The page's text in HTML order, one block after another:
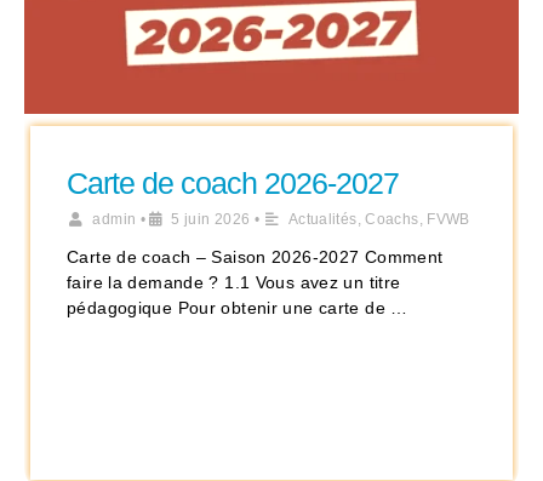
Carte de coach 2026-2027
admin • 5 juin 2026 • Actualités,Coachs, FVWB
Carte de coach – Saison 2026-2027 Comment
faire la demande ? 1.1 Vous avez un titre
pédagogique Pour obtenir une carte de …